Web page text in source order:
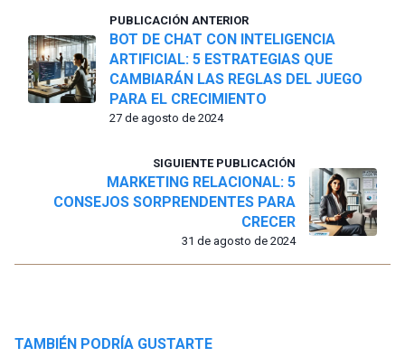
PUBLICACIÓN ANTERIOR
27 de agosto de 2024
BOT DE CHAT CON INTELIGENCIA
ARTIFICIAL: 5 ESTRATEGIAS QUE
CAMBIARÁN LAS REGLAS DEL JUEGO
PARA EL CRECIMIENTO
SIGUIENTE PUBLICACIÓN
31 de agosto de 2024
MARKETING RELACIONAL: 5
CONSEJOS SORPRENDENTES PARA
CRECER
TAMBIÉN PODRÍA GUSTARTE